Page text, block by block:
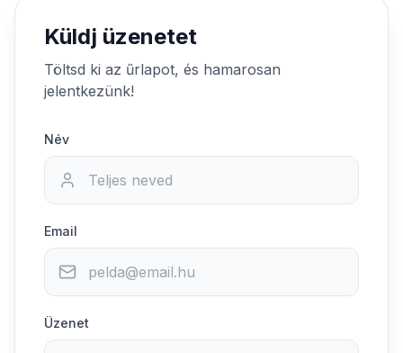
Küldj üzenetet
Töltsd ki az űrlapot, és hamarosan
jelentkezünk!
Név
Email
Üzenet